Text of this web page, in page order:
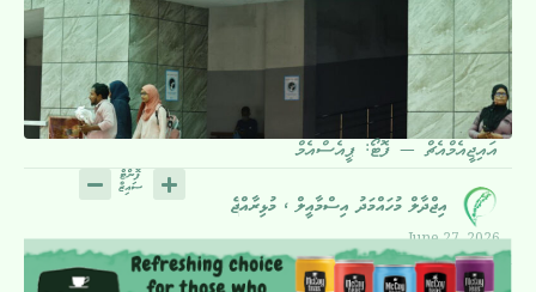
އައިޖީއެމްއެޗް — ފޮޓޯ: ޕީއެސްއެމް
އިޖްދާލް މުހައްމަދު އިސްމާއީލް ، މުޅިރާއްޖެ
June 27, 2026